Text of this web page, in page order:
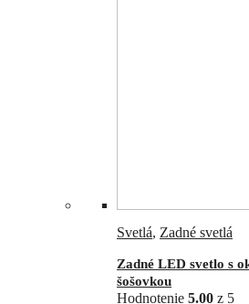
Svetlá, Zadné svetlá
Zadné LED svetlo s
šošovkou
Hodnotenie 5.00 z 5